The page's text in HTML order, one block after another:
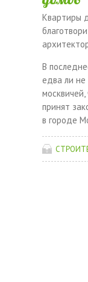
Квартиры
В
едва ли не
принят
в городе